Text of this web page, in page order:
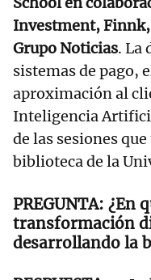
Investment,
Grupo Noticias. La
sistemas de pago,
aproximación al
Inteligencia
de las sesiones
biblioteca de la
¿En
transformación
desarrollando la